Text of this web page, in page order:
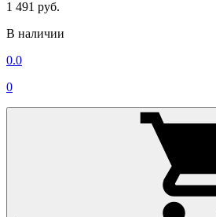
1 491 руб.
В наличии
0.0
0